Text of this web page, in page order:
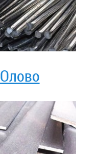
Олово